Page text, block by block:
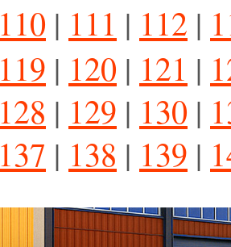
110 | 111 | 112 |
119 | 120 | 121 |
128 | 129 | 130 |
137 | 138 | 139 |